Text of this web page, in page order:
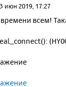
июн 2019, 17:27
всем!